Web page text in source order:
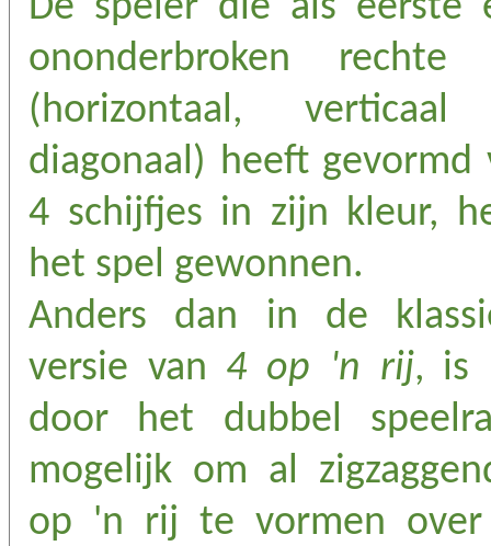
ononderbroken rechte
(horizontaal,
diagonaal) heeft gevormd
4 schijfjes in zijn kleur,
het spel gewonnen.
Anders dan in de
versie van 4 op 'n rij, is
door het dubbel
mogelijk om al
op 'n rij te vormen